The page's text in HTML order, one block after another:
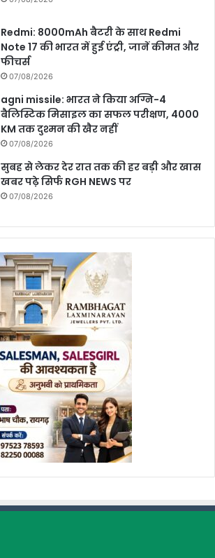
Redmi: 8000mAh बैटरी के साथ Redmi
Note 17 की भारत में हुई एंट्री, जानें कीमत और
फीचर्स
07/08/2026
agni missile: भारत ने किया अग्नि-4
बैलिस्टिक मिसाइल का सफल परीक्षण, 4000
KM तक दुश्मन की खैर नहीं
07/08/2026
सुबह से लेकर देर रात तक की हर बड़ी और खास
खबर पढ़े सिर्फ RGH NEWS पर
07/08/2026